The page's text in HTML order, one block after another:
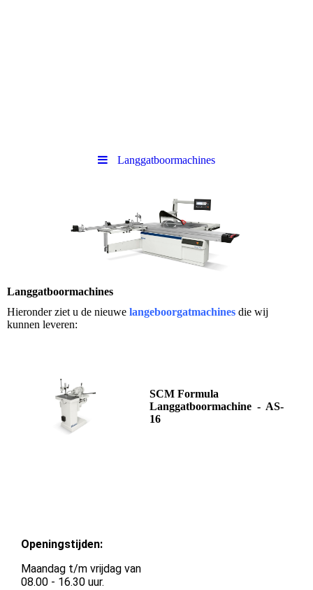
Langgatboormachines
Langgatboormachines
Hieronder ziet u de nieuwe langeboorgatmachines die wij
kunnen leveren:
SCM Formula
Langgatboormachine - AS-
16
Openingstijden:
Maandag t/m vrijdag van
08.00 - 16.30 uur.